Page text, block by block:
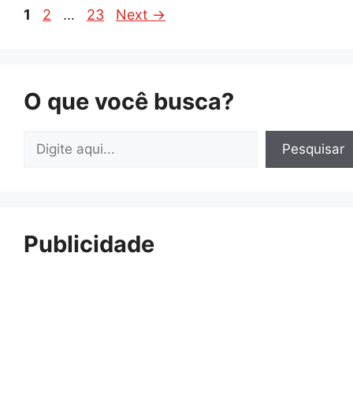
Page
1 Page
2 … Page
23 Next →
O que você busca?
Pesquisar Pesquisar
Publicidade